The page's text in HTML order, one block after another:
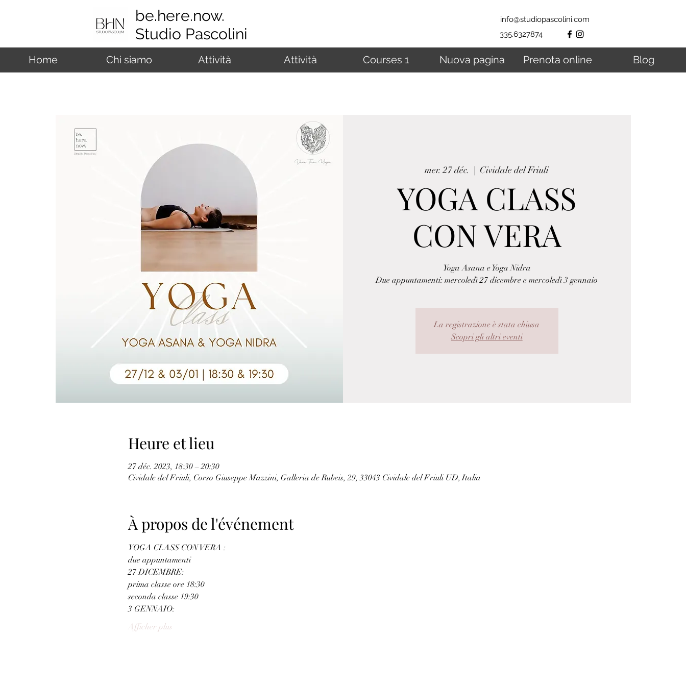
be.here.now.
Studio Pascolini
info@studiopascolini.com
335.6327874
Home Chi siamo Attività Attività Courses 1 Nuova pagina Prenota online Blog
mer. 27 déc. Cividale del Friuli
YOGA CLASS
CON VERA
Yoga Asana e Yoga Nidra
Due appuntamenti: mercoledì 27 dicembre e mercoledì 3 gennaio
La registrazione è stata chiusa
Scopri gli altri eventi
Heure et lieu
27 déc. 2023, 18:30 – 20:30
Cividale del Friuli, Corso Giuseppe Mazzini, Galleria de Rubeis, 29, 33043 Cividale del Friuli UD, Italia
À propos de l'événement
YOGA CLASS CON VERA :
due appuntamenti
27 DICEMBRE:
prima classe ore 18:30
seconda classe 19:30
3 GENNAIO:
Afficher plus